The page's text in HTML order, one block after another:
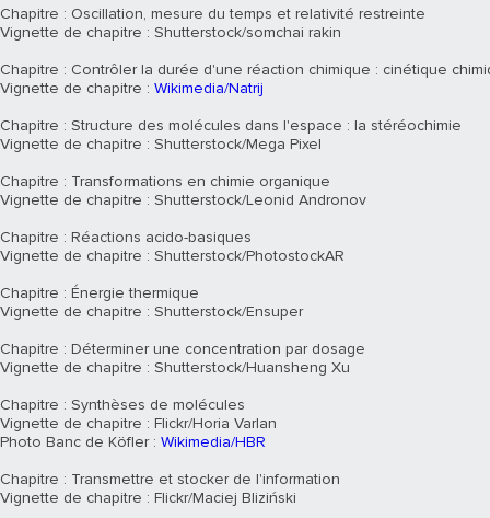
Chapitre : Oscillation, mesure du temps et relativité restreinte
Vignette de chapitre : Shutterstock/somchai rakin
Chapitre : Contrôler la durée d'une réaction chimique : cinétique
Vignette de chapitre : Wikimedia/Natrij
Chapitre : Structure des molécules dans l'espace : la stéréochimie
Vignette de chapitre : Shutterstock/Mega Pixel
Chapitre : Transformations en chimie organique
Vignette de chapitre : Shutterstock/Leonid Andronov
Chapitre : Réactions acido-basiques
Vignette de chapitre : Shutterstock/PhotostockAR
Chapitre : Énergie thermique
Vignette de chapitre : Shutterstock/Ensuper
Chapitre : Déterminer une concentration par dosage
Vignette de chapitre : Shutterstock/Huansheng Xu
Chapitre : Synthèses de molécules
Vignette de chapitre : Flickr/Horia Varlan
Photo Banc de Köfler : Wikimedia/HBR
Chapitre : Transmettre et stocker de l'information
Vignette de chapitre : Flickr/Maciej Bliziński